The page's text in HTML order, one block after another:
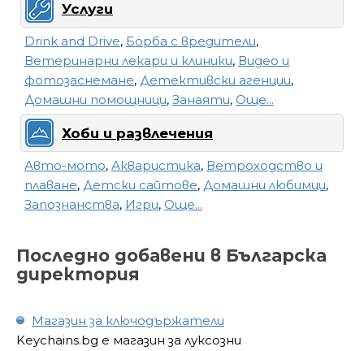
Услуги
Drink and Drive, Борба с вредители,
Ветеринарни лекари и клиники, Видео и
фотозаснемане, Детективски агенции,
Домашни помощници, Занаяти, Още...
Хоби и развлечения
Авто-мото, Акваристика, Ветроходство и
плаване, Детски сайтове, Домашни любимци,
Запознанства, Игри, Още...
Последно добавени в Българска
директория
Магазин за ключодържатели
Keychains.bg е магазин за луксозни